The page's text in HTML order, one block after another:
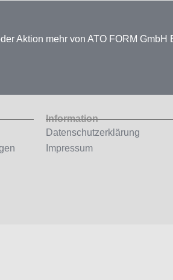
Aktion mehr von ATO FORM GmbH
Information
Datenschutzerklärung
Impressum